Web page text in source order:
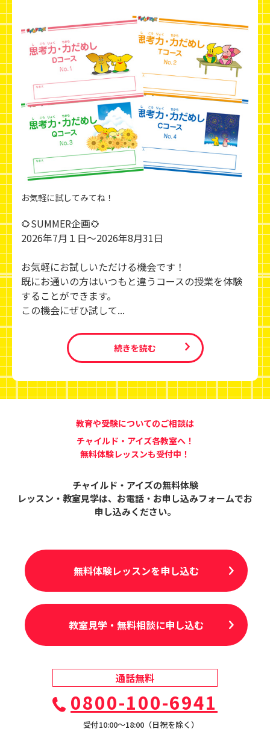
お気軽に試してみてね！
🌻SUMMER企画🌻
2026年7月１日～2026年8月31日
お気軽にお試しいただける機会です！
既にお通いの方はいつもと違うコースの授業を体験
することができます。
この機会にぜひ試して...
続きを読む
教育や受験についてのご相談は
チャイルド・アイズ各教室へ！
無料体験レッスンも受付中！
チャイルド・アイズの無料体験
レッスン・教室見学は、 お電話・お申し込みフォームでお
申し込みください。
無料体験レッスンを申し込む
教室見学・無料相談に申し込む
通話無料
0800-100-6941
受付10:00〜18:00（日祝を除く）